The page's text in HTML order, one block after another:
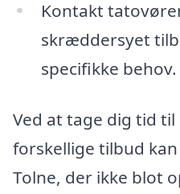
Kontakt
skræddersyet
specifikke behov.
Ved at tage dig tid
forskellige tilbud
Tolne, der ikke blot